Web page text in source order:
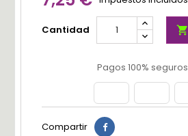
Cantidad 
Pagos 100% seguros
Compartir